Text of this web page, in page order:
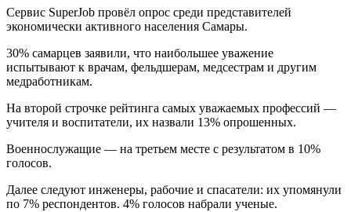
Сервис SuperJob провёл опрос среди представителей
экономически активного населения Самары.
30% самарцев заявили, что наибольшее уважение
испытывают к врачам, фельдшерам, медсестрам и другим
медработникам.
На второй строчке рейтинга самых уважаемых профессий —
учителя и воспитатели, их назвали 13% опрошенных.
Военнослужащие — на третьем месте с результатом в 10%
голосов.
Далее следуют инженеры, рабочие и спасатели: их упомянули
по 7% респондентов. 4% голосов набрали ученые.